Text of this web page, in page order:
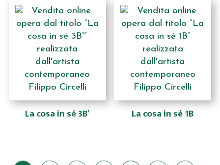
La cosa in sé 3B’ La cosa in sé 1B